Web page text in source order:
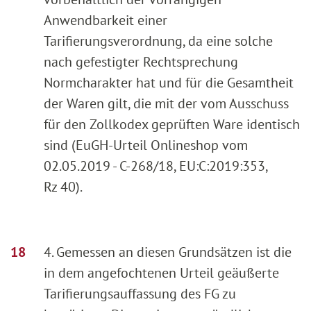
Anwendbarkeit einer
Tarifierungsverordnung, da eine solche
nach gefestigter Rechtsprechung
Normcharakter hat und für die Gesamtheit
der Waren gilt, die mit der vom Ausschuss
für den Zollkodex geprüften Ware identisch
sind (EuGH-Urteil Onlineshop vom
02.05.2019 - C-268/18, EU:C:2019:353,
Rz 40).
4. Gemessen an diesen Grundsätzen ist die
in dem angefochtenen Urteil geäußerte
Tarifierungsauffassung des FG zu